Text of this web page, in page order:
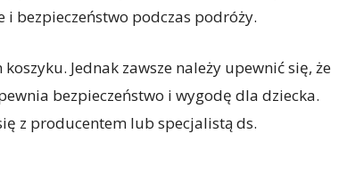
bezpieczeństwo podczas podróży.
Jednak zawsze należy upewnić się, że
bezpieczeństwo i wygodę dla dziecka.
z producentem lub specjalistą ds.